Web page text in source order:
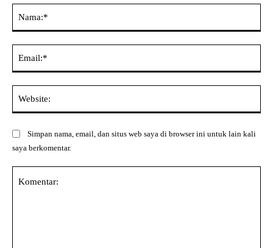
Simpan nama, email, dan situs web saya di browser ini untuk lain kali
saya berkomentar.